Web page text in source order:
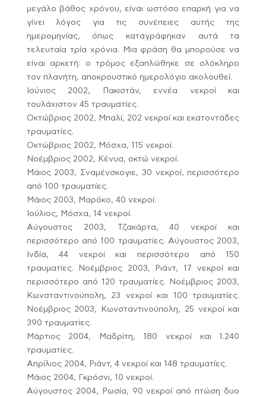
μεγάλο βάθος χρόνου, είναι ωστόσο επαρκή για να
γίνει λόγος για τις συνέπειες αυτής της
ημερομηνίας, όπως καταγράφηκαν αυτά τα
τελευταία τρία χρόνια. Μια φράση θα μπορούσε να
είναι αρκετή: ο τρόμος εξαπλώθηκε σε ολόκληρο
τον πλανήτη, αποκρουστικό ημερολόγιο ακολουθεί.
Ιούνιος 2002, Πακιστάν, εννέα νεκροί και
τουλάχιστον 45 τραυματίες.
Οκτώβριος 2002, Μπαλί, 202 νεκροί και εκατοντάδες
τραυματίες.
Οκτώβριος 2002, Μόσχα, 115 νεκροί.
Νοέμβριος 2002, Κένυα, οκτώ νεκροί.
Μάιος 2003, Σναμένσκογιε, 30 νεκροί, περισσότερο
από 100 τραυματίες.
Μάιος 2003, Μαρόκο, 40 νεκροί.
Ιούλιος, Μόσχα, 14 νεκροί.
Αύγουστος 2003, Τζακάρτα, 40 νεκροί και
περισσότερο από 100 τραυματίες. Αύγουστος 2003,
Ινδία, 44 νεκροί και περισσότερο από 150
τραυματίες. Νοέμβριος 2003, Ριάντ, 17 νεκροί και
περισσότερο από 120 τραυματίες. Νοέμβριος 2003,
Κωνσταντινούπολη, 23 νεκροί και 100 τραυματίες.
Νοέμβριος 2003, Κωνσταντινούπολη, 25 νεκροί και
390 τραυματίες.
Μάρτιος 2004, Μαδρίτη, 180 νεκροί και 1.240
τραυματίες.
Απρίλιος 2004, Ριάντ, 4 νεκροί και 148 τραυματίες.
Μάιος 2004, Γκρόσνι, 10 νεκροί.
Αύγουστος 2004, Ρωσία, 90 νεκροί από πτώση δυο